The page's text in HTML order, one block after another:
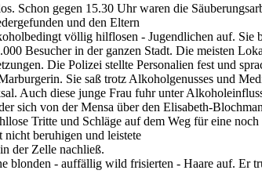
Schon gegen 15.30 Uhr waren die
und den Eltern
völlig hilflosen - Jugendlichen auf. Sie
Besucher in der ganzen Stadt. Die meisten
Die Polizei stellte Personalien fest und
Sie saß trotz Alkoholgenusses und
Auch diese junge Frau fuhr unter
sich von der Mensa über den Elisabeth-
Tritte und Schläge auf dem Weg für eine
beruhigen und leistete
der Zelle nachließ.
- auffällig wild frisierten - Haare auf. Er